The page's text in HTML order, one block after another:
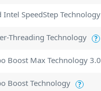
Intel SpeedStep Technology
Threading Technology ?
Boost Max Technology 3.0
Boost Technology ?